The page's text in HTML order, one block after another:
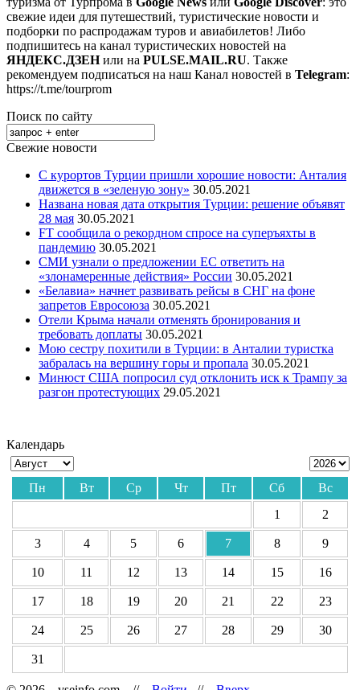
свежие идеи для путешествий, туристические новости и
подборки по распродажам туров и авиабилетов! Либо
подпишитесь на канал туристических новостей на
ЯНДЕКС.ДЗЕНили на PULSE.MAIL.RU. Также
рекомендуем подписаться на наш Канал новостей в Telegram:
https://t.me/tourprom
Поиск по сайту
Свежие новости
С курортов Турции пришли хорошие новости: Анталия
движется в «зеленую зону» 30.05.2021
Названа новая дата открытия Турции: решение объявят
28 мая 30.05.2021
FT сообщила о рекордном спросе на суперъяхты в
пандемию 30.05.2021
СМИ узнали о предложении ЕС ответить на
«злонамеренные действия» России 30.05.2021
«Белавиа» начнет развивать рейсы в СНГ на фоне
запретов Евросоюза 30.05.2021
Отели Крыма начали отменять бронирования и
требовать доплаты 30.05.2021
Мою сестру похитили в Турции: в Анталии туристка
забралась на вершину горы и пропала 30.05.2021
Минюст США попросил суд отклонить иск к Трампу за
разгон протестующих 29.05.2021
Календарь
Пн Вт Ср Чт Пт Сб
Вс
1
2
3 4 5 6 7 8 9
10 11 12 13 14 15 16
17 18 19 20 21 22 23
24 25 26 27 28 29 30
31